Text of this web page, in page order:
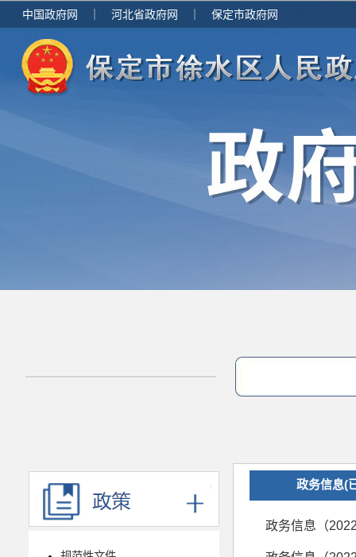
中国政府网 河北省政府网 保定市政府网
政务信息(
政务信息（